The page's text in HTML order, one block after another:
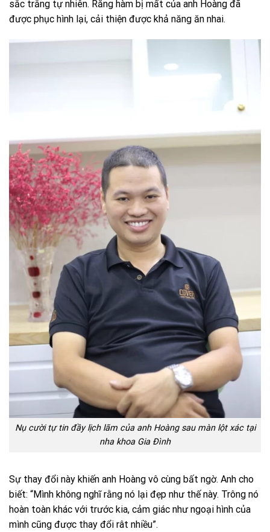
sắc trắng tự nhiên. Răng hàm bị mất của anh Hoàng đã
được phục hình lại, cải thiện được khả năng ăn nhai.
Nụ cười tự tin đầy lịch lãm của anh Hoàng sau màn lột xác tại
nha khoa Gia Đình
Sự thay đổi này khiến anh Hoàng vô cùng bất ngờ. Anh cho
biết: “Mình không nghĩ rằng nó lại đẹp như thế này. Trông nó
hoàn toàn khác với trước kia, cảm giác như ngoại hình của
mình cũng được thay đổi rât nhiều”.